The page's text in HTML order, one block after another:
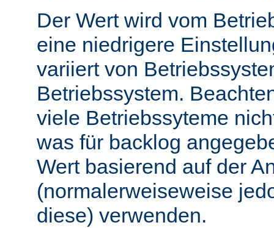
Der Wert wird vom
eine niedrigere
variiert von
Betriebssystem.
viele Betriebssyteme
was für backlog
Wert basierend auf der
(normalerweiseweise
diese) verwenden.